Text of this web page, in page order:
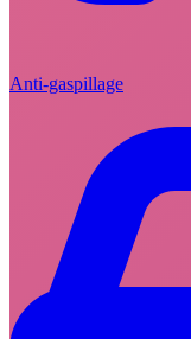
Anti-gaspillage